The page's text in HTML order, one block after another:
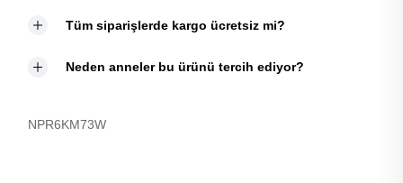
Tüm siparişlerde kargo ücretsiz mi?
Neden anneler bu ürünü tercih ediyor?
NPR6KM73W